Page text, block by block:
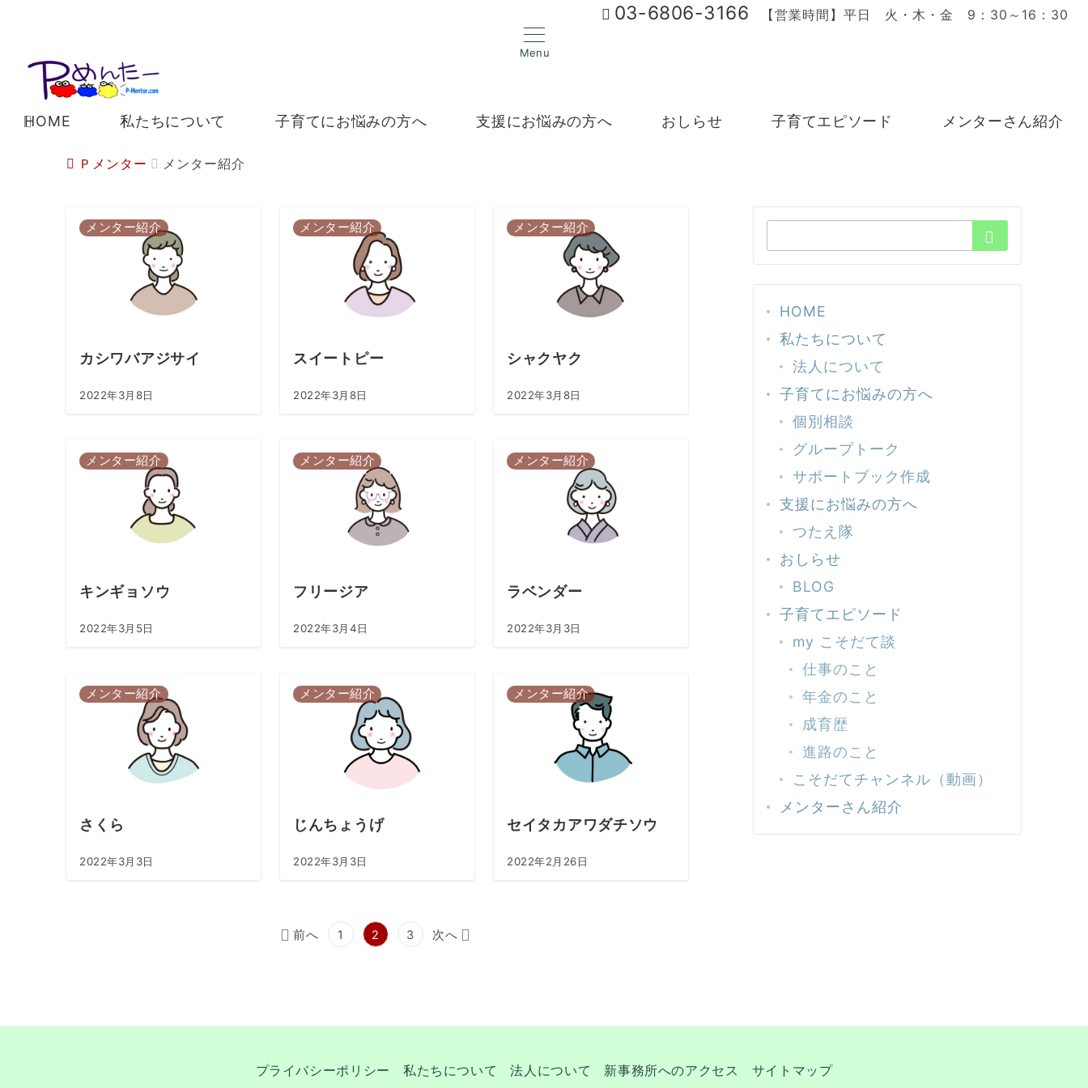
03-6806-3166 【営業時間】平日 火・木・金 9：30～16：30
Menu
HOME 私たちについて 子育てにお悩みの方へ 支援にお悩みの方へ おしらせ 子育てエピソード メンターさん紹介
Ｐメンター メンター紹介
メンター紹介
カシワバアジサイ
2022年3月8日
メンター紹介
スイートピー
2022年3月8日
メンター紹介
シャクヤク
2022年3月8日
メンター紹介
キンギョソウ
2022年3月5日
メンター紹介
フリージア
2022年3月4日
メンター紹介
ラベンダー
2022年3月3日
メンター紹介
さくら
2022年3月3日
メンター紹介
じんちょうげ
2022年3月3日
メンター紹介
セイタカアワダチソウ
2022年2月26日
前へ 1 2 3 次へ
HOME
私たちについて
法人について
子育てにお悩みの方へ
個別相談
グループトーク
サポートブック作成
支援にお悩みの方へ
つたえ隊
おしらせ
BLOG
子育てエピソード
my こそだて談
仕事のこと
年金のこと
成育歴
進路のこと
こそだてチャンネル（動画）
メンターさん紹介
プライバシーポリシー 私たちについて 法人について 新事務所へのアクセス サイトマップ